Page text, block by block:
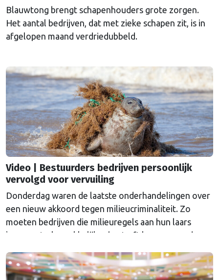
Blauwtong brengt schapenhouders grote zorgen.
Het aantal bedrijven, dat met zieke schapen zit, is in
afgelopen maand verdriedubbeld.
Video | Bestuurders bedrijven persoonlijk
vervolgd voor vervuiling
Donderdag waren de laatste onderhandelingen over
een nieuw akkoord tegen milieucriminaliteit. Zo
moeten bedrijven die milieuregels aan hun laars
lappen, straks makkelijker bestraft kunnen worden.
aldus Europarlementariër Toine Manders (CDA), die
de onderhandelingen tussen de Europese Raad,